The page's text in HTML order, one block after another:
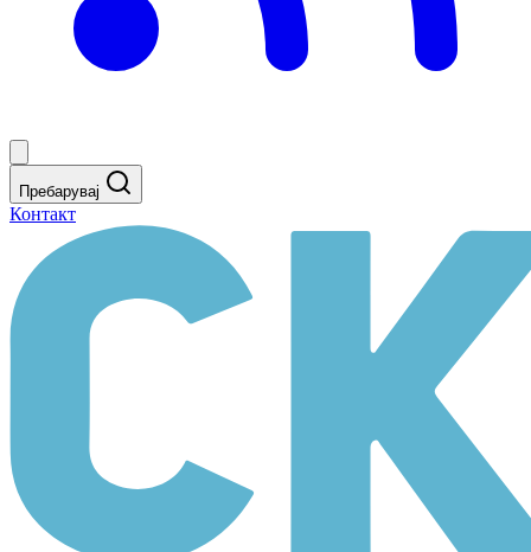
Пребарувај
Контакт